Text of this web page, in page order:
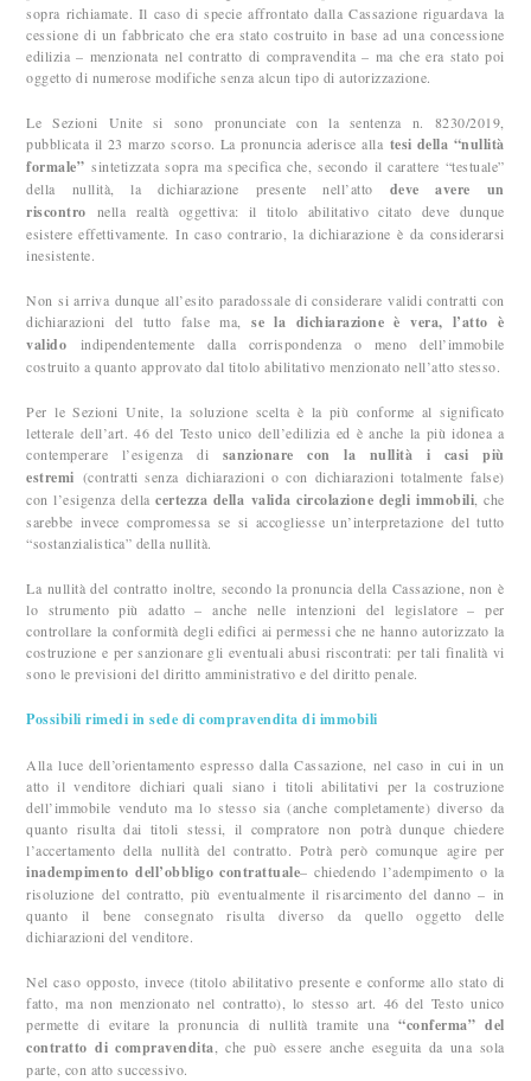
sopra richiamate. Il caso di specie affrontato dalla Cassazione riguardava la
cessione di un fabbricato che era stato costruito in base ad una concessione
edilizia – menzionata nel contratto di compravendita – ma che era stato poi
oggetto di numerose modifiche senza alcun tipo di autorizzazione.
Le Sezioni Unite si sono pronunciate con la sentenza n. 8230/2019,
pubblicata il 23 marzo scorso. La pronuncia aderisce alla tesi della “nullità
formale”sintetizzata sopra ma specifica che, secondo il carattere “testuale”
della nullità, la dichiarazione presente nell’atto deve avere un
riscontro nella realtà oggettiva: il titolo abilitativo citato deve dunque
esistere effettivamente. In caso contrario, la dichiarazione è da considerarsi
inesistente.
Non si arriva dunque all’esito paradossale di considerare validi contratti con
dichiarazioni del tutto false ma,se la dichiarazione è vera, l’atto è
valido indipendentemente dalla corrispondenza o meno dell’immobile
costruito a quanto approvato dal titolo abilitativo menzionato nell’atto stesso.
Per le Sezioni Unite, la soluzione scelta è la più conforme al significato
letterale dell’art. 46 del Testo unico dell’edilizia ed è anche la più idonea a
contemperare l’esigenza di sanzionare con la nullità i casi più
estremi (contratti senza dichiarazioni o con dichiarazioni totalmente false)
con l’esigenza dellacertezza della valida circolazione degli immobili , che
sarebbe invece compromessa se si accogliesse un’interpretazione del tutto
“sostanzialistica” della nullità.
La nullità del contratto inoltre, secondo la pronuncia della Cassazione, non è
lo strumento più adatto – anche nelle intenzioni del legislatore – per
controllare la conformità degli edifici ai permessi che ne hanno autorizzato la
costruzione e per sanzionare gli eventuali abusi riscontrati: per tali finalità vi
sono le previsioni del diritto amministrativo e del diritto penale.
Possibili rimedi in sede di compravendita di immobili
Alla luce dell’orientamento espresso dalla Cassazione, nel caso in cui in un
atto il venditore dichiari quali siano i titoli abilitativi per la costruzione
dell’immobile venduto ma lo stesso sia (anche completamente) diverso da
quanto risulta dai titoli stessi, il compratore non potrà dunque chiedere
l’accertamento della nullità del contratto. Potrà però comunque agire per
inadempimento dell’obbligo contrattuale– chiedendo l’adempimento o la
risoluzione del contratto, più eventualmente il risarcimento del danno – in
quanto il bene consegnato risulta diverso da quello oggetto delle
dichiarazioni del venditore.
Nel caso opposto, invece (titolo abilitativo presente e conforme allo stato di
fatto, ma non menzionato nel contratto), lo stesso art. 46 del Testo unico
permette di evitare la pronuncia di nullità tramite una“conferma” del
contratto di compravendita , che può essere anche eseguita da una sola
parte, con atto successivo.